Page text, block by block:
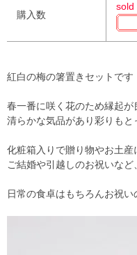
購入数
sold
紅白の梅の箸置きセットです
春一番に咲く花のため縁起
清らかな気品があり彩りもと
化粧箱入りで贈り物やお土産
ご結婚や引越しのお祝いなど
日常の食卓はもちろんお祝